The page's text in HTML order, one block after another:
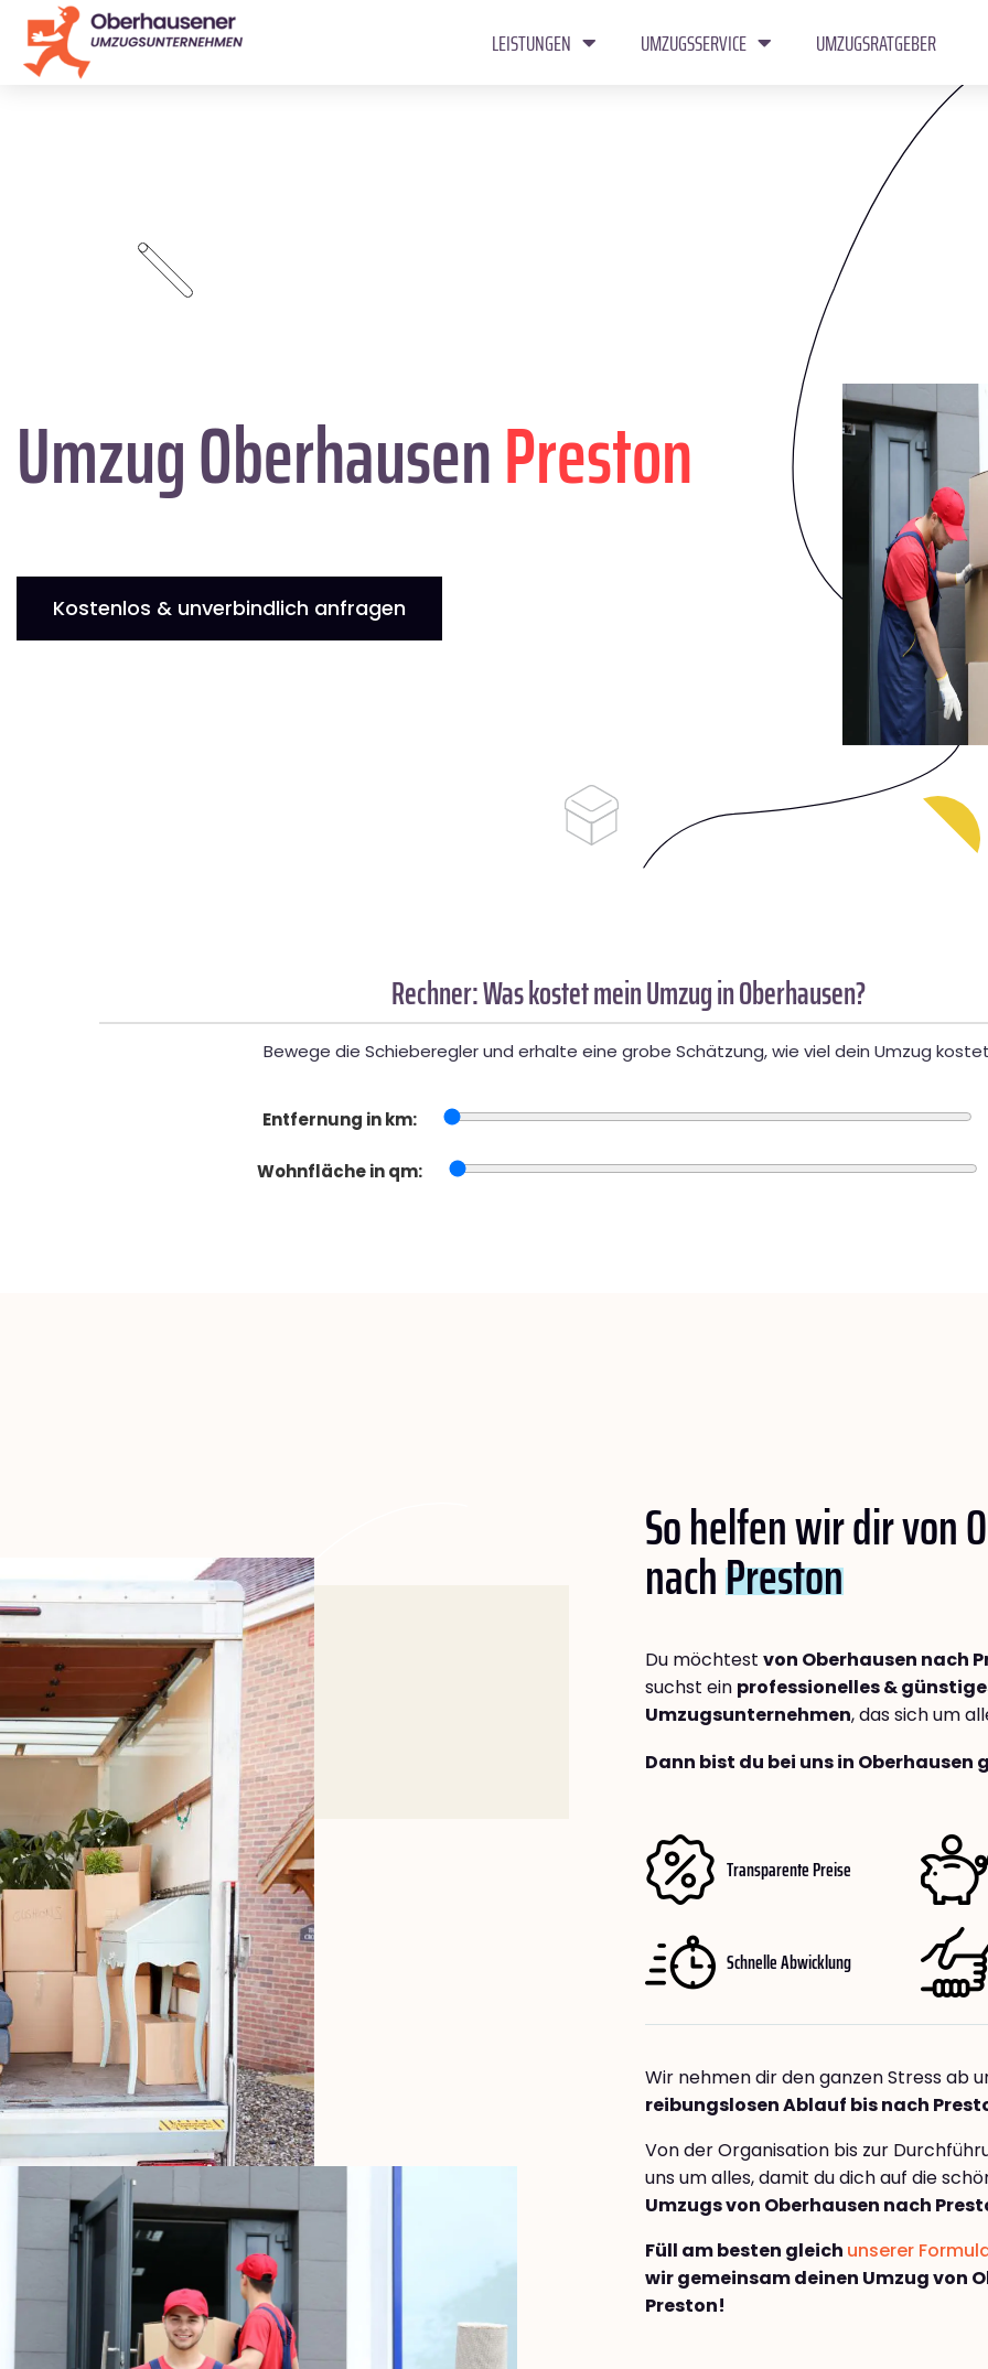
LEISTUNGEN UMZUGSSERVICE UMZUGSRATGEBER
Umzug OberhausenPreston
Kostenlos & unverbindlich anfragen
Rechner: Was kostet mein Umzug in Oberhausen?
Bewege die Schieberegler und erhalte eine grobe Schätzung, wie viel dein Umzug
Entfernung in km:
Wohnfläche in qm:
So helfen wir dir von
nachPreston
Du möchtest von Oberhausen nach
suchst ein professionelles &
Umzugsunternehmen, das sich um
Dann bist du bei uns in
Transparente Preise
Schnelle Abwicklung
Wir nehmen dir den ganzen Stress ab
reibungslosen Ablauf bis nach
Von der Organisation bis zur
uns um alles, damit du dich auf die
Umzugs von Oberhausen nach
Füll am besten gleich unserer
wir gemeinsam deinen Umzug von
Preston!